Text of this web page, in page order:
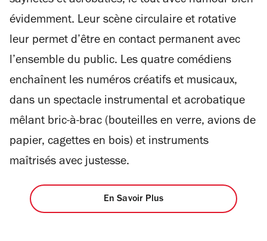
évidemment. Leur scène circulaire et rotative
leur permet d’être en contact permanent avec
l’ensemble du public. Les quatre comédiens
enchaînent les numéros créatifs et musicaux,
dans un spectacle instrumental et acrobatique
mêlant bric-à-brac (bouteilles en verre, avions de
papier, cagettes en bois) et instruments
maîtrisés avec justesse.
En Savoir Plus